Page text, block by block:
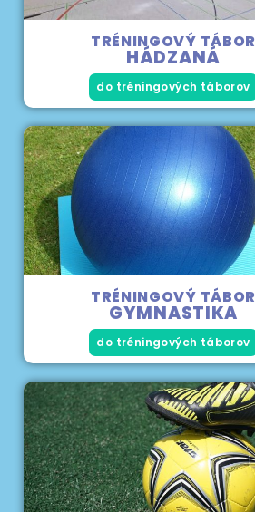
TRÉNINGOVÝ TÁBOR
HÁDZANÁ
do tréningových táborov
TRÉNINGOVÝ TÁBOR
GYMNASTIKA
do tréningových táborov